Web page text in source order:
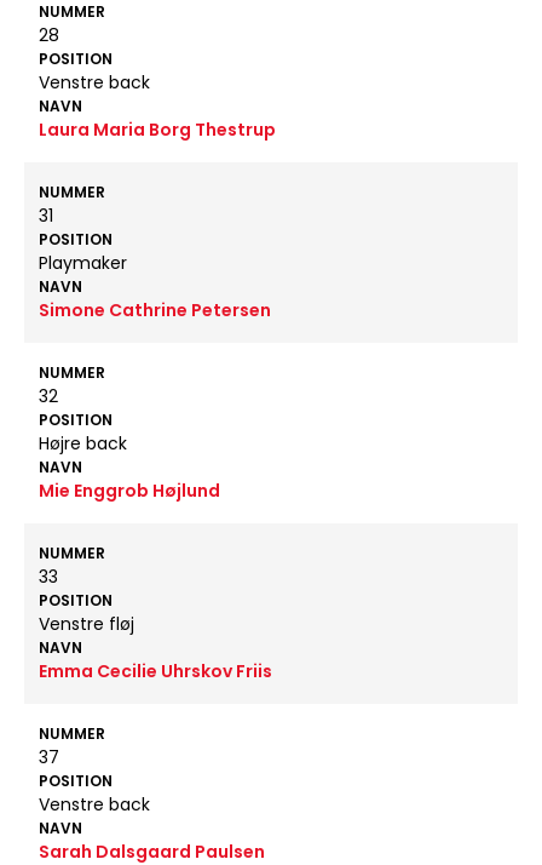
NUMMER
28
POSITION
Venstre back
NAVN
Laura Maria Borg Thestrup
NUMMER
31
POSITION
Playmaker
NAVN
Simone Cathrine Petersen
NUMMER
32
POSITION
Højre back
NAVN
Mie Enggrob Højlund
NUMMER
33
POSITION
Venstre fløj
NAVN
Emma Cecilie Uhrskov Friis
NUMMER
37
POSITION
Venstre back
NAVN
Sarah Dalsgaard Paulsen